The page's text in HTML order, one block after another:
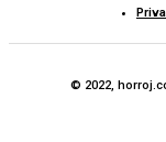
© 2022,